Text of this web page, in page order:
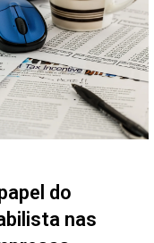
do
nas